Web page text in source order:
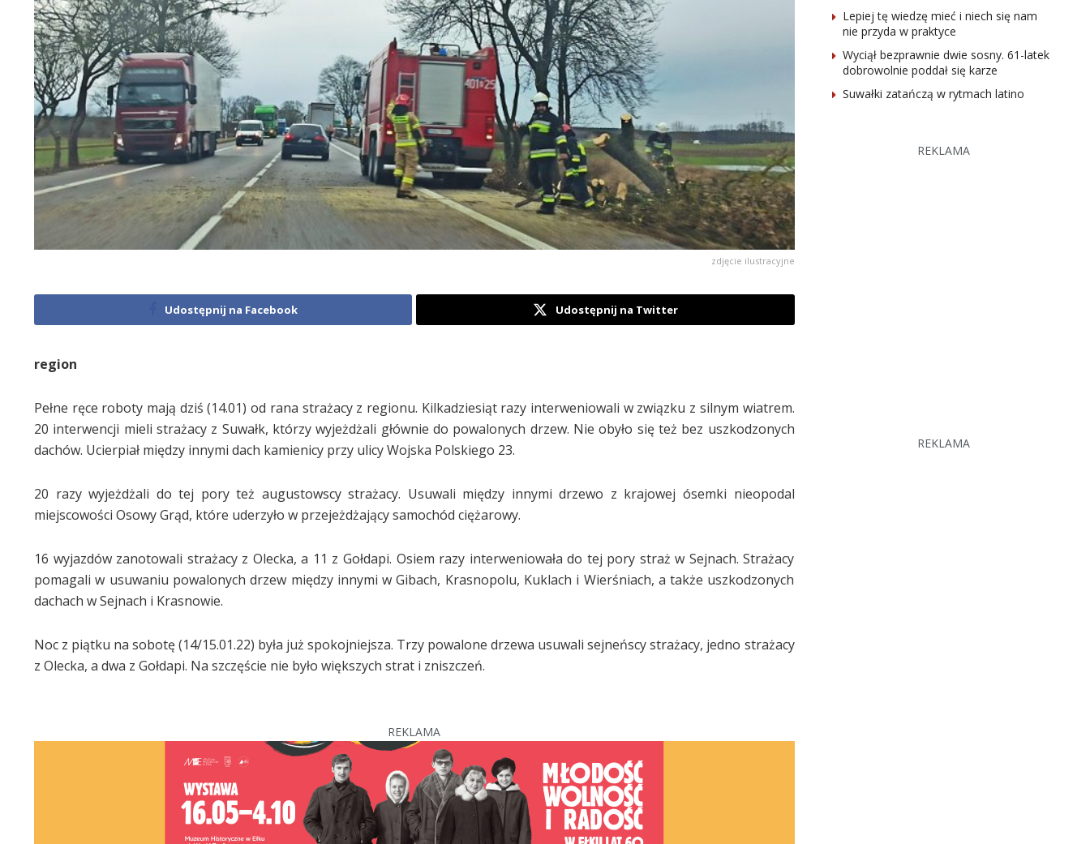
zdjęcie ilustracyjne
Udostępnij na Facebook Udostępnij na Twitter
region
Pełne ręce roboty mają dziś (14.01) od rana strażacy z regionu. Kilkadziesiąt razy interweniowali w związku z silnym wiatrem.
20 interwencji mieli strażacy z Suwałk, którzy wyjeżdżali głównie do powalonych drzew. Nie obyło się też bez uszkodzonych
dachów. Ucierpiał między innymi dach kamienicy przy ulicy Wojska Polskiego 23.
20 razy wyjeżdżali do tej pory też augustowscy strażacy. Usuwali między innymi drzewo z krajowej ósemki nieopodal
miejscowości Osowy Grąd, które uderzyło w przejeżdżający samochód ciężarowy.
16 wyjazdów zanotowali strażacy z Olecka, a 11 z Gołdapi. Osiem razy interweniowała do tej pory straż w Sejnach. Strażacy
pomagali w usuwaniu powalonych drzew między innymi w Gibach, Krasnopolu, Kuklach i Wierśniach, a także uszkodzonych
dachach w Sejnach i Krasnowie.
Noc z piątku na sobotę (14/15.01.22) była już spokojniejsza. Trzy powalone drzewa usuwali sejneńscy strażacy, jedno strażacy
z Olecka, a dwa z Gołdapi. Na szczęście nie było większych strat i zniszczeń.
REKLAMA
Lepiej tę wiedzę mieć i niech się nam
nie przyda w praktyce
Wyciął bezprawnie dwie sosny. 61-latek
dobrowolnie poddał się karze
Suwałki zatańczą w rytmach latino
REKLAMA
REKLAMA